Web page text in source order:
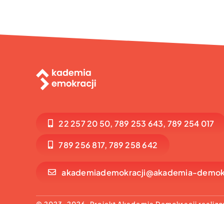
22 257 20 50, 789 253 643, 789 254 017
789 256 817, 789 258 642
akademiademokracji@akademia-